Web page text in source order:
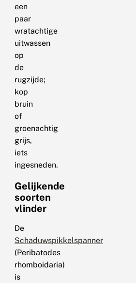
een
paar
wratachtige
uitwassen
op
de
rugzijde;
kop
bruin
of
groenachtig
grijs,
iets
ingesneden.
Gelijkende
soorten
vlinder
De
Schaduwspikkelspanner
(Peribatodes
rhomboidaria)
is